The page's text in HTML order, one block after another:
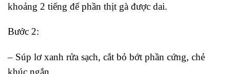
khoảng 2 tiếng để phần thịt gà được dai.
Bước 2:
– Súp lơ xanh rửa sạch, cắt bỏ bớt phần cứng, chẻ
khúc ngắn.